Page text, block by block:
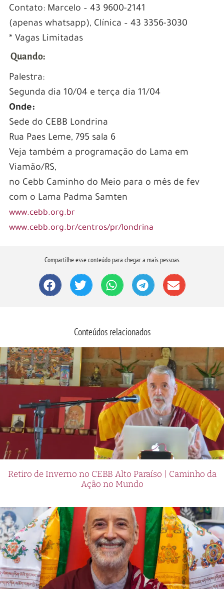
Contato: Marcelo – 43 9600-2141
(apenas whatsapp), Clínica – 43 3356-3030
* Vagas Limitadas
Quando:
Palestra:
Segunda dia 10/04 e terça dia 11/04
Onde:
Sede do CEBB Londrina
Rua Paes Leme, 795 sala 6
Veja também a programação do Lama em
Viamão/RS,
no Cebb Caminho do Meio para o mês de fev
com o Lama Padma Samten
www.cebb.org.br
www.cebb.org.br/centros/pr/londrina
Compartilhe esse conteúdo para chegar a mais pessoas
Conteúdos relacionados
Retiro de Inverno no CEBB Alto Paraíso | Caminho da
Ação no Mundo